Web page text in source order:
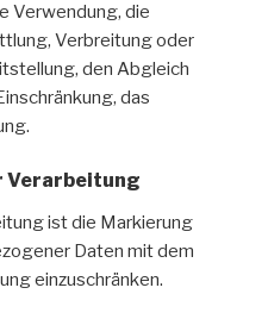
Verwendung, die
Verbreitung oder
den Abgleich
das
Verarbeitung
ist die Markierung
Daten mit dem
einzuschränken.